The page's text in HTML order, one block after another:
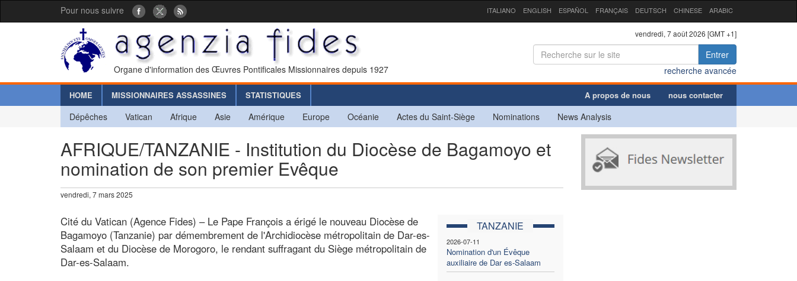
Pour nous suivre ITALIANO ENGLISH ESPAÑOL FRANÇAIS DEUTSCH CHINESE ARABIC
Organe d'information des Œuvres Pontificales Missionnaires depuis 1927
vendredi, 7 août 2026 [GMT +1]
Entrer
recherche avancée
HOME MISSIONNAIRES ASSASSINES STATISTIQUES A propos de nous nous contacter
Dépêches Vatican Afrique Asie Amérique Europe Océanie Actes du Saint-Siège Nominations News Analysis
AFRIQUE/TANZANIE - Institution du Diocèse de Bagamoyo et
nomination de son premier Evêque
vendredi, 7 mars 2025
TANZANIE
2026-07-11
Nomination d'un Évêque
auxiliaire de Dar es-Salaam
Cité du Vatican (Agence Fides) – Le Pape François a érigé le nouveau Diocèse de
Bagamoyo (Tanzanie) par démembrement de l'Archidiocèse métropolitain de Dar-es-
Salaam et du Diocèse de Morogoro, le rendant suffragant du Siège métropolitain de
Dar-es-Salaam.